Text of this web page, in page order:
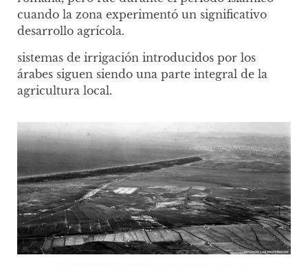
cuando la zona experimentó un significativo
desarrollo agrícola.
sistemas de irrigación introducidos por los
árabes siguen siendo una parte integral de la
agricultura local.